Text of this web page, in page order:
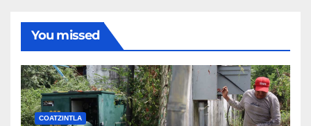
You missed
COATZINTLA